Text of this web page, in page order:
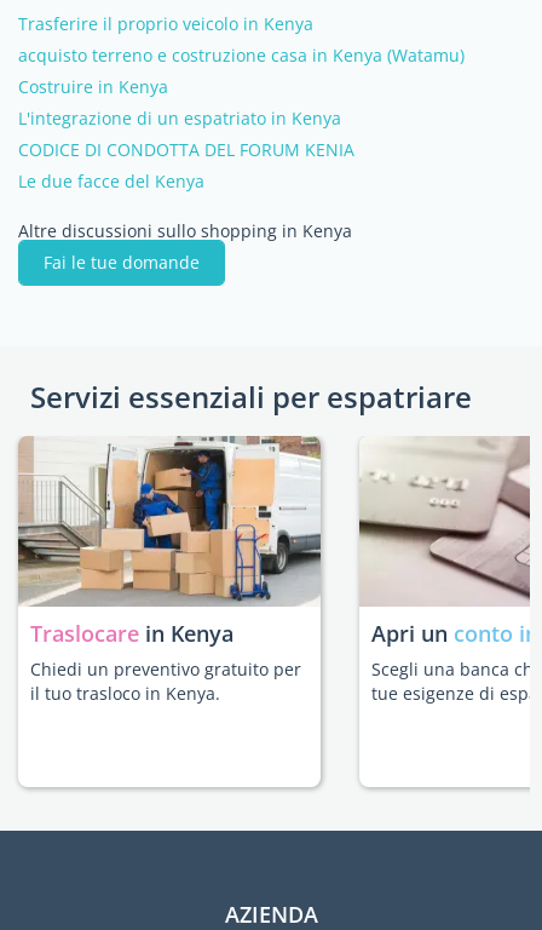
Trasferire il proprio veicolo in Kenya
acquisto terreno e costruzione casa in Kenya (Watamu)
Costruire in Kenya
L'integrazione di un espatriato in Kenya
CODICE DI CONDOTTA DEL FORUM KENIA
Le due facce del Kenya
Altre discussioni sullo shopping in Kenya
Fai le tue domande
Servizi essenziali per espatriare
Traslocare in Kenya
Chiedi un preventivo gratuito per
il tuo trasloco in Kenya.
Apri un conto
Scegli una banca
tue esigenze di
AZIENDA